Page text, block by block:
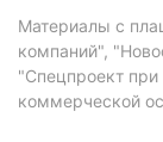
Материалы с
компаний",
"Спецпроект
коммерческой